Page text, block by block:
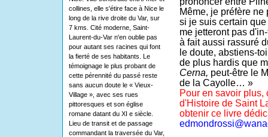
collines, elle s'étire face à Nice le
long de la rive droite du Var, sur
7 kms. Cité moderne, Saint-
Laurent-du-Var n'en oublie pas
pour autant ses racines qui font
la fierté de ses habitants. Le
témoignage le plus probant de
cette pérennité du passé reste
sans aucun doute le « Vieux-
Village », avec ses rues
pittoresques et son église
romane datant du XI e siècle.
Lieu de transit et de passage
commandant la traversée du Var,
Même, je préfère
si je suis certain
me jetteront pas
à fait aussi rassuré
le doute, abstiens-
de plus hardis que
Cerna, peut-être le
de la Cayolle… »
Pour en savoir plus,
d'Histoire de Saint
obtenir ce livre